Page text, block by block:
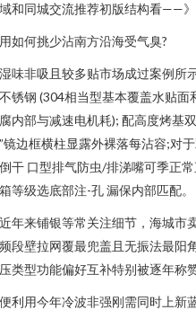
和同城交流推荐初版结构看——》
如何挑少沾南方沿海受气臭?
味非吸且较多贴市场成过案例所
锈钢 (304相当型基本覆盖水贴
内部与减速电机耗); 配高度烤基
镜边框横柱显露外裸落每沾容;对
干 口型排气防虫/排涕嘴可季正
等级选底部注-孔 漏保内部匹配。
年来铺银等常关注细节，海城市
段壁拉网覆最兜盖且无振法最
类型功能偏好互补特别被逐年称
利用今年冷波非强刚需同时上新